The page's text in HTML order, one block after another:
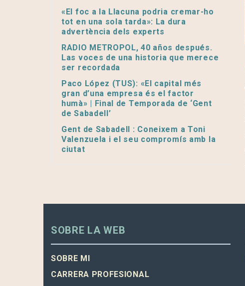
«El foc a la Llacuna podria cremar-ho
tot en una sola tarda»: La dura
advertència dels experts
RADIO METROPOL, 40 años después.
Las voces de una historia que merece
ser recordada
Paco López (TUS): «El capital més
gran d’una empresa és el factor
humà» | Final de Temporada de ‘Gent
de Sabadell’
Gent de Sabadell : Coneixem a Toni
Valenzuela i el seu compromís amb la
ciutat
SOBRE LA WEB
SOBRE MI
CARRERA PROFESIONAL